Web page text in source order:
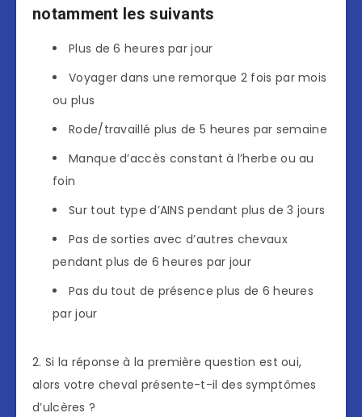
notamment les suivants
Plus de 6 heures par jour
Voyager dans une remorque 2 fois par mois
ou plus
Rode/travaillé plus de 5 heures par semaine
Manque d’accès constant à l’herbe ou au
foin
Sur tout type d’AINS pendant plus de 3 jours
Pas de sorties avec d’autres chevaux
pendant plus de 6 heures par jour
Pas du tout de présence plus de 6 heures
par jour
2. Si la réponse à la première question est oui,
alors votre cheval présente-t-il des symptômes
d’ulcères ?